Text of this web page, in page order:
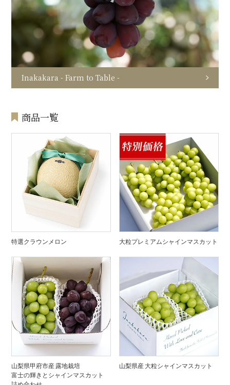
Inakakara - Farm to Table -
商品一覧
特選クラウンメロン 大粒プレミアムシャインマスカット
山梨県甲府市産 露地栽培
富士の輝きとシャインマスカット
山梨県産 大粒シャインマスカット